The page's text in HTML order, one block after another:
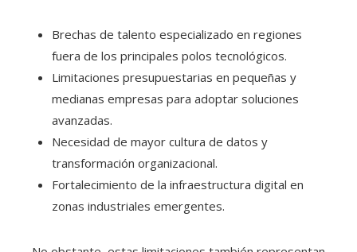
Brechas de talento especializado en regiones
fuera de los principales polos tecnológicos.
Limitaciones presupuestarias en pequeñas y
medianas empresas para adoptar soluciones
avanzadas.
Necesidad de mayor cultura de datos y
transformación organizacional.
Fortalecimiento de la infraestructura digital en
zonas industriales emergentes.